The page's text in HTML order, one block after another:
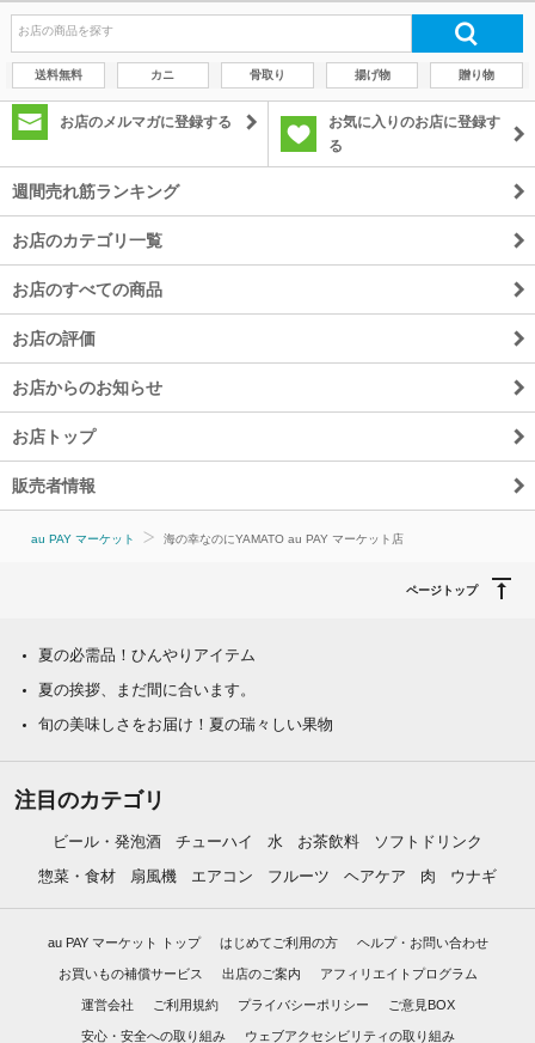
送料無料 カニ 骨取り 揚げ物 贈り物
お店のメルマガに登録する
お気に入りのお店に登録す
る
週間売れ筋ランキング
お店のカテゴリ一覧
お店のすべての商品
お店の評価
お店からのお知らせ
お店トップ
販売者情報
au PAY マーケット 海の幸なのにYAMATO au PAY マーケット店
ページトップ
夏の必需品！ひんやりアイテム
夏の挨拶、まだ間に合います。
旬の美味しさをお届け！夏の瑞々しい果物
注目のカテゴリ
ビール・発泡酒 チューハイ 水 お茶飲料
ソフトドリンク
惣菜・食材
扇風機 エアコン フルーツ ヘアケア 肉 ウナギ
au PAY マーケット トップ はじめてご利用の方 ヘルプ・お問い合わせ
お買いもの補償サービス 出店のご案内 アフィリエイトプログラム
運営会社 ご利用規約 プライバシーポリシー ご意見BOX
安心・安全への取り組み ウェブアクセシビリティの取り組み